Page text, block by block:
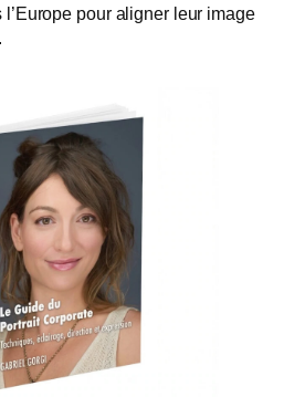
l’Europe pour aligner leur image